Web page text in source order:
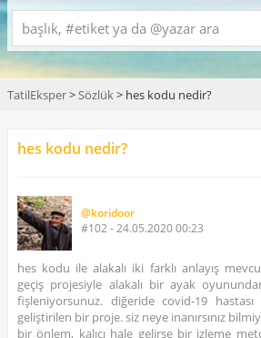
TatilEksper>Sözlük> hes kodu nedir?
hes kodu nedir?
@koridoor
#102 - 24.05.2020 00:23
hes kodu ile alakalı iki farklı anlayış
geçiş projesiyle alakalı bir ayak
fişleniyorsunuz. diğeride covid-19 hastası
geliştirilen bir proje. siz neye inanırsınız
bir önlem, kalıcı hale gelirse bir izleme